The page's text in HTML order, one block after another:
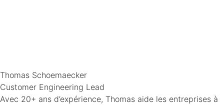
Thomas Schoemaecker
Customer Engineering Lead
Avec 20+ ans d’expérience, Thomas aide les entreprises à